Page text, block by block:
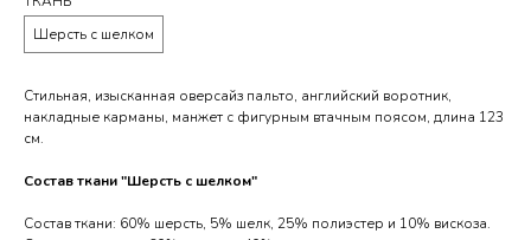
Шерсть с шелком
Стильная, изысканная оверсайз пальто, английский воротник,
накладные карманы, манжет с фигурным втачным поясом, длина 123
см.
Состав ткани "Шерсть с шелком"
Состав ткани: 60% шерсть, 5% шелк, 25% полиэстер и 10% вискоза.